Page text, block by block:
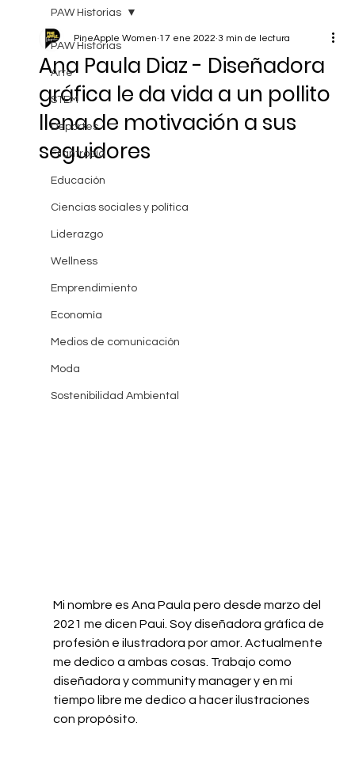
PAW Historias
Arte
STEM
Deportes
Filantropía
Educación
Ciencias sociales y política
Liderazgo
Wellness
Emprendimiento
Economía
Medios de comunicación
Moda
Sostenibilidad Ambiental
PAW Historias
Ana Paula Diaz - Diseñadora
gráfica le da vida a un pollito
llena de motivación a sus
seguidores
PineApple Women 17 ene 2022 3 min de lectura
Mi nombre es Ana Paula pero desde marzo del
2021 me dicen Paui. Soy diseñadora gráfica de
profesión e ilustradora por amor. Actualmente
me dedico a ambas cosas. Trabajo como
diseñadora y community manager y en mi
tiempo libre me dedico a hacer ilustraciones
con propósito.